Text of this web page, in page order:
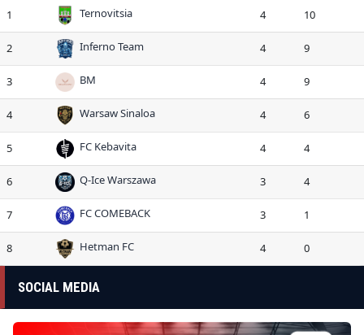
1 Ternovitsia 4 10
2 Inferno Team 4 9
3 BM 4 9
4 Warsaw Sinaloa 4 6
5 FC Kebavita 4 4
6 Q-Ice Warszawa 3 4
7 FC COMEBACK 3 1
8 Hetman FC 4 0
SOCIAL MEDIA